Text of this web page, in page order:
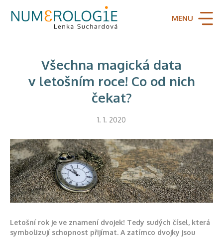
MENU
Všechna magická data
v letošním roce! Co od nich
čekat?
1. 1. 2020
Letošní rok je ve znamení dvojek! Tedy sudých čísel, která
symbolizují schopnost přijímat. A zatímco dvojky jsou